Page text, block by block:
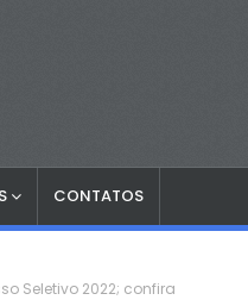
CONTATOS
Seletivo 2022; confira